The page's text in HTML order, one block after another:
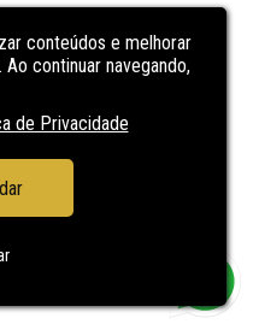
conteúdos e melhorar
continuar navegando,
de Privacidade